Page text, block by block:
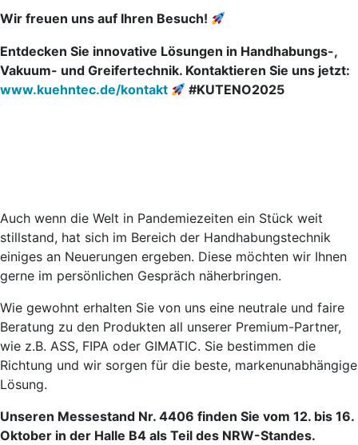
Wir freuen uns auf Ihren Besuch!
Entdecken Sie innovative Lösungen in Handhabungs-,
Vakuum- und Greifertechnik. Kontaktieren Sie uns jetzt:
www.kuehntec.de/kontakt
#KUTENO2025
Auch wenn die Welt in Pandemiezeiten ein Stück weit
stillstand, hat sich im Bereich der Handhabungstechnik
einiges an Neuerungen ergeben. Diese möchten wir Ihnen
gerne im persönlichen Gespräch näherbringen.
Wie gewohnt erhalten Sie von uns eine neutrale und faire
Beratung zu den Produkten all unserer Premium-Partner,
wie z.B. ASS, FIPA oder GIMATIC. Sie bestimmen die
Richtung und wir sorgen für die beste, markenunabhängige
Lösung.
Unseren Messestand Nr. 4406 finden Sie vom 12. bis 16.
Oktober in der Halle B4 als Teil des NRW-Standes.